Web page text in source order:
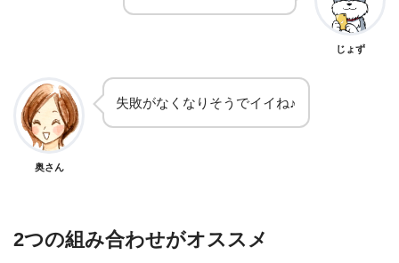
じょず
奥さん
失敗がなくなりそうでイイね♪
2つの組み合わせがオススメ